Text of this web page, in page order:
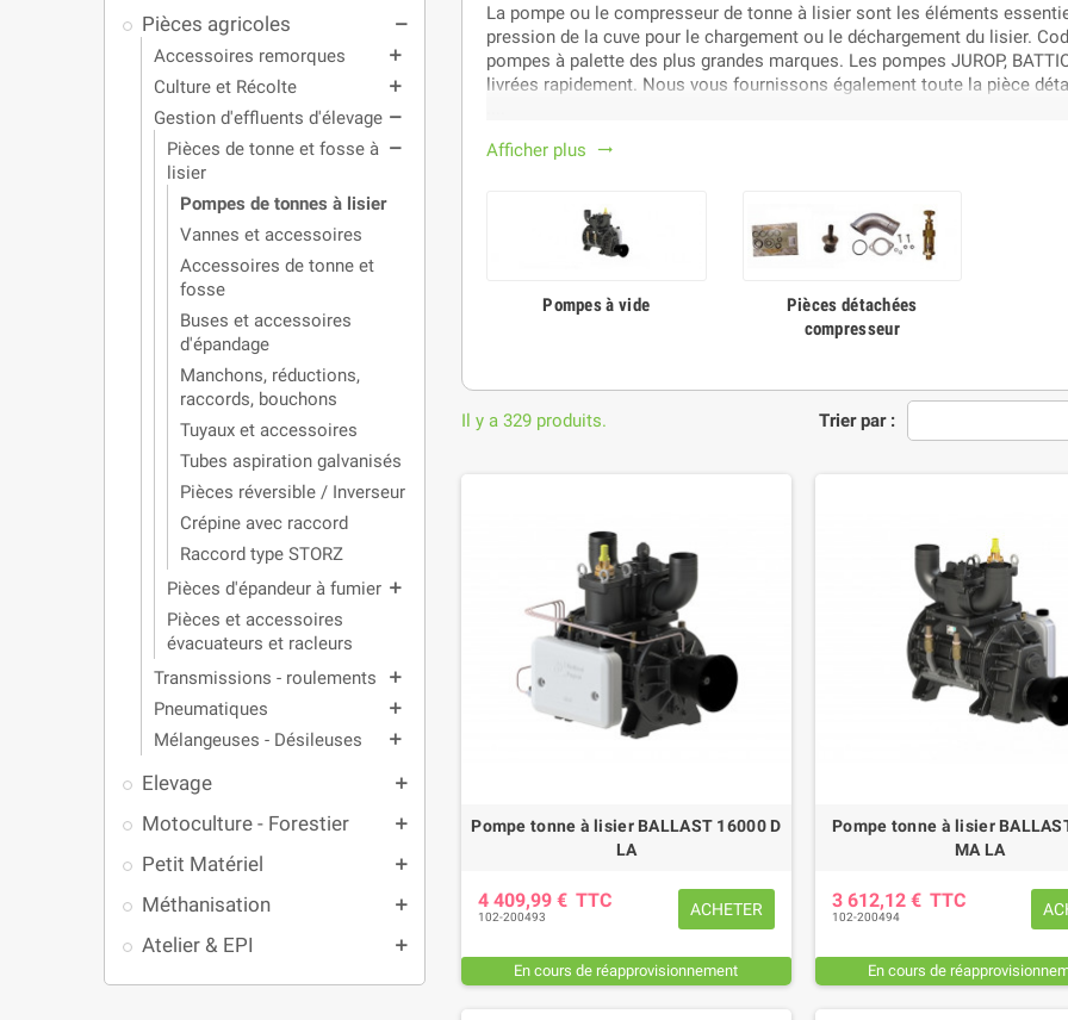
Pièces agricoles remove
Accessoires remorques add
Culture et Récolte add
Gestion d'effluents d'élevage remove
Pièces de tonne et fosse à
lisier
remove
Pompes de tonnes à lisier
Vannes et accessoires
Accessoires de tonne et
fosse
Buses et accessoires
d'épandage
Manchons, réductions,
raccords, bouchons
Tuyaux et accessoires
Tubes aspiration galvanisés
Pièces réversible / Inverseur
Crépine avec raccord
Raccord type STORZ
Pièces d'épandeur à fumier add
Pièces et accessoires
évacuateurs et racleurs
Transmissions - roulements
add
Pneumatiques add
Mélangeuses - Désileuses add
Elevage add
Motoculture - Forestier add
Petit Matériel add
Méthanisation add
Atelier & EPI add
La pompe ou le compresseur de tonne à lisier sont les éléments
pression de la cuve pour le chargement ou le déchargement du lisier.
pompes à palette des plus grandes marques. Les pompes JUROP,
livrées rapidement. Nous vous fournissons également toute la pièce
Afficher plus
trending_flat
Pompes à vide
Pièces détachées
compresseur
Trier par :
Il y a 329 produits.
Pompe tonne à lisier BALLAST 16000 D
LA
4 409,99 € TTC
102-200493 ACHETER
En cours de réapprovisionnement
Pompe tonne à lisier
MA LA
3 612,12 € TTC
102-200494
En cours de